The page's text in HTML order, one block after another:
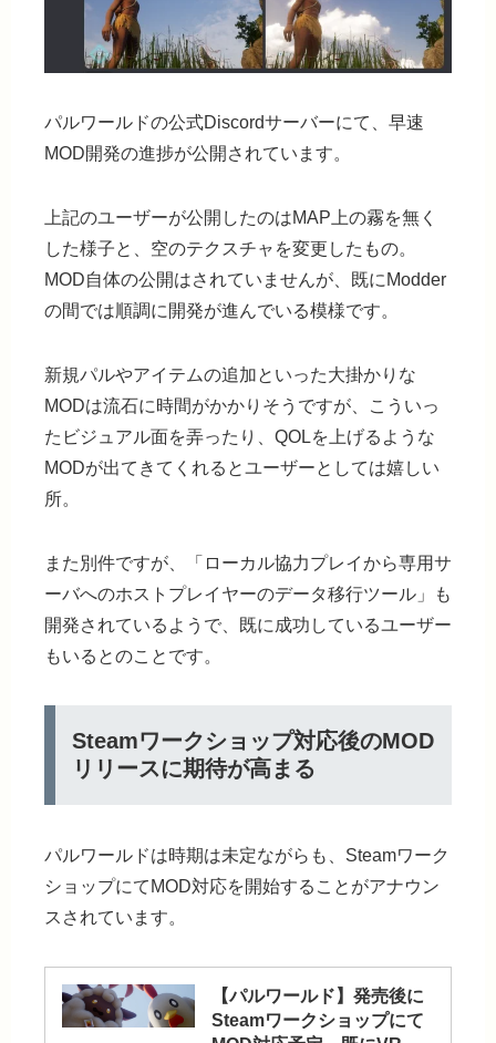
パルワールドの公式Discordサーバーにて、早速
MOD開発の進捗が公開されています。
上記のユーザーが公開したのはMAP上の霧を無く
した様子と、空のテクスチャを変更したもの。
MOD自体の公開はされていませんが、既にModder
の間では順調に開発が進んでいる模様です。
新規パルやアイテムの追加といった大掛かりな
MODは流石に時間がかかりそうですが、こういっ
たビジュアル面を弄ったり、QOLを上げるような
MODが出てきてくれるとユーザーとしては嬉しい
所。
また別件ですが、「ローカル協力プレイから専用サ
ーバへのホストプレイヤーのデータ移行ツール」も
開発されているようで、既に成功しているユーザー
もいるとのことです。
Steamワークショップ対応後のMOD
リリースに期待が高まる
パルワールドは時期は未定ながらも、Steamワーク
ショップにてMOD対応を開始することがアナウン
スされています。
【パルワールド】発売後に
Steamワークショップにて